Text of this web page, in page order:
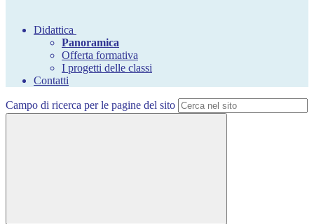
Didattica
Panoramica
Offerta formativa
I progetti delle classi
Contatti
Campo di ricerca per le pagine del sito